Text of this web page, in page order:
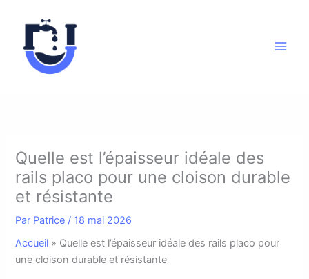
Quelle est l’épaisseur idéale des
rails placo pour une cloison durable
et résistante
Par Patrice / 18 mai 2026
Accueil » Quelle est l’épaisseur idéale des rails placo pour
une cloison durable et résistante